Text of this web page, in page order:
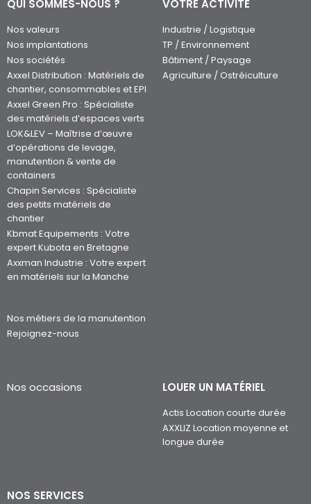
QUI SOMMES-NOUS ?
Nos valeurs
Nos implantations
Nos sociétés
Axxel Distribution : Matériels de
chantier, consommables et EPI
Axxel Green Pro : Spécialiste
des matériels d’espaces verts
LOK&LEV – Maîtrise d’œuvre
d’opérations de levage,
manutention & vente de
containers
Chapin Services : Spécialiste
des petits matériels de
chantier
Kbmat Equipements : Votre
expert Kubota en Bretagne
Axxman Industrie : Votre expert
en matériels sur la Manche
Nos métiers de la manutention
Rejoignez-nous
VOTRE ACTIVITÉ
Industrie / Logistique
TP / Environnement
Bâtiment / Paysage
Agriculture / Ostréiculture
Nos occasions LOUER UN MATÉRIEL
Actis Location courte durée
AXXLIZ Location moyenne et
longue durée
NOS SERVICES